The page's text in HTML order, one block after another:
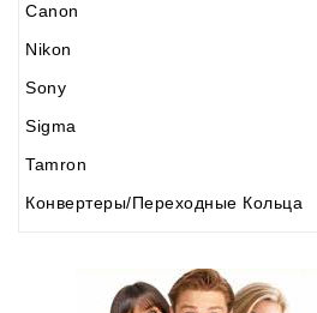
Canon
Nikon
Sony
Sigma
Tamron
Конвертеры/Переходные Кольца